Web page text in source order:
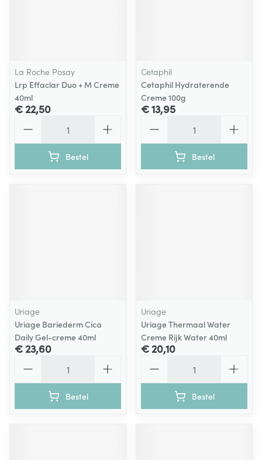
La Roche Posay
Lrp Effaclar Duo + M Creme
40ml
€ 22,50
Bestel
Cetaphil
Cetaphil Hydraterende
Creme 100g
€ 13,95
Bestel
Uriage
Uriage Bariederm Cica
Daily Gel-creme 40ml
€ 23,60
Bestel
Uriage
Uriage Thermaal Water
Creme Rijk Water 40ml
€ 20,10
Bestel